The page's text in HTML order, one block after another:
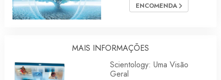
ENCOMENDA
MAIS INFORMAÇÕES
Scientology: Uma Visão
Geral